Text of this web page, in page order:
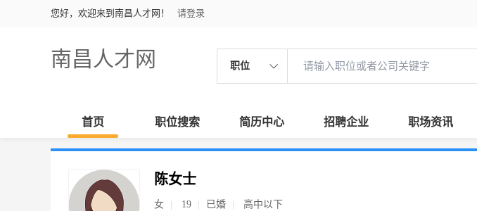
您好，欢迎来到南昌人才网！ 请登录
南昌人才网 职位
首页 职位搜索 简历中心 招聘企业 职场资讯
陈女士
女 19 已婚 高中以下